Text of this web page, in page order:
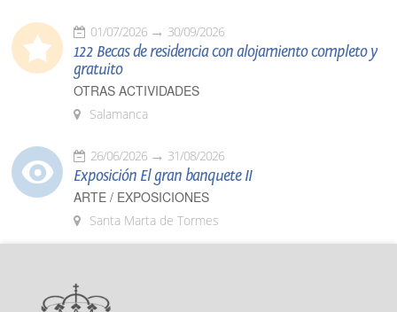
01/07/2026 30/09/2026
122 Becas de residencia con alojamiento completo y
gratuito
OTRAS ACTIVIDADES
Salamanca
26/06/2026 31/08/2026
Exposición El gran banquete II
ARTE / EXPOSICIONES
Santa Marta de Tormes